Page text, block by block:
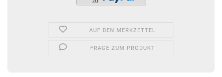
AUF DEN MERKZETTEL
FRAGE ZUM PRODUKT